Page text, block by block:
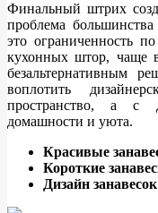
Финальный штрих
проблема
это ограниченность
кухонных штор, чаще
безальтернативным
воплотить
пространство, а с
домашности и уюта.
Красивые
Короткие
Дизайн